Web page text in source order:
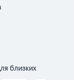
близких